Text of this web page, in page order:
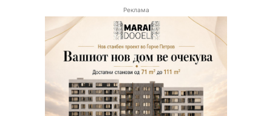
Реклама